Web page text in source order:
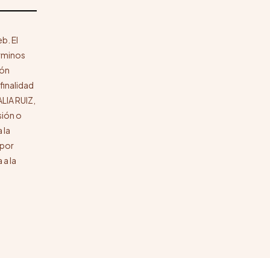
El
RUIZ,
o
la
a la